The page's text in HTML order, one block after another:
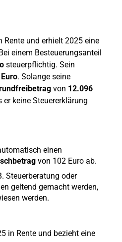
und erhielt 2025 eine
einem Besteuerungsanteil
steuerpflichtig. Sein
. Solange seine
von 12.096
er keine Steuererklärung
einen
von 102 Euro ab.
Steuerberatung oder
geltend gemacht werden,
werden.
in Rente und bezieht eine